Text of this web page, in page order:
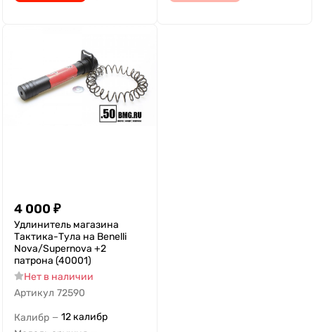
4 000 ₽
Удлинитель магазина
Тактика-Тула на Benelli
Nova/Supernova +2
патрона (40001)
Нет в наличии
Артикул 72590
Калибр — 12 калибр